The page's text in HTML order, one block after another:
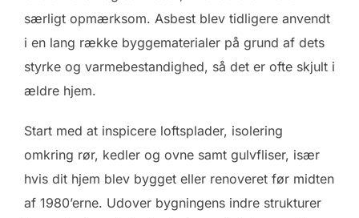
særligt opmærksom. Asbest blev tidligere anvendt
i en lang række byggematerialer på grund af dets
styrke og varmebestandighed, så det er ofte skjult i
ældre hjem.
Start med at inspicere loftsplader, isolering
omkring rør, kedler og ovne samt gulvfliser, især
hvis dit hjem blev bygget eller renoveret før midten
af 1980’erne. Udover bygningens indre strukturer